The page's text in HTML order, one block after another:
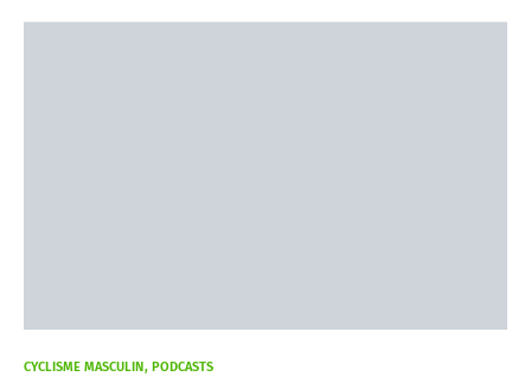
CYCLISME MASCULIN PODCASTS